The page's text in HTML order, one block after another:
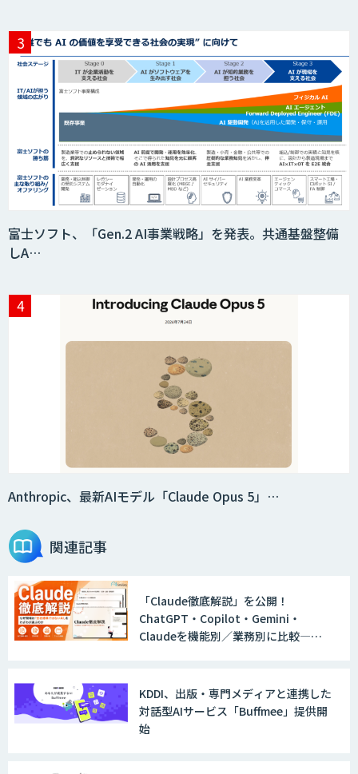
Acompany セキュアチャット
AI価格調査ツールSmapra
Smart Search
法人向けAIエージェント「OfficeAI社
2層ナレッジ×AIで顧客コミュニケーシ
ョンを効率化「ZEROCK」
戦略策定から実装まで一気通貫のAIエー
ジェント開発
WARP NEXT
富士ソフト、「Gen.2 AI事業戦略」を発表。共通基盤整備
しA…
Anthropic、最新AIモデル「Claude Opus 5」…
関連記事
「Claude徹底解説」を公開！
ChatGPT・Copilot・Gemini・
Claudeを機能別／業務別に比較―自
KDDI、出版・専門メディアと連携した
対話型AIサービス「Buffmee」提供開
始